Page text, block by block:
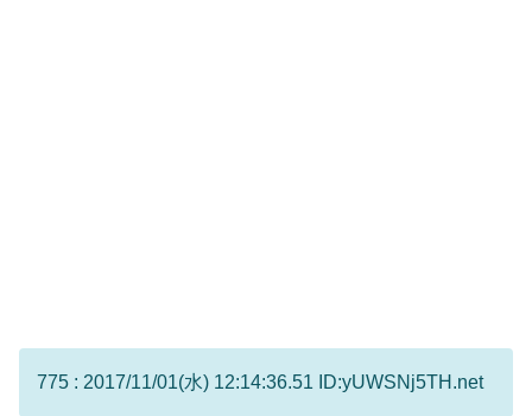
775 : 2017/11/01(水) 12:14:36.51 ID:yUWSNj5TH.net